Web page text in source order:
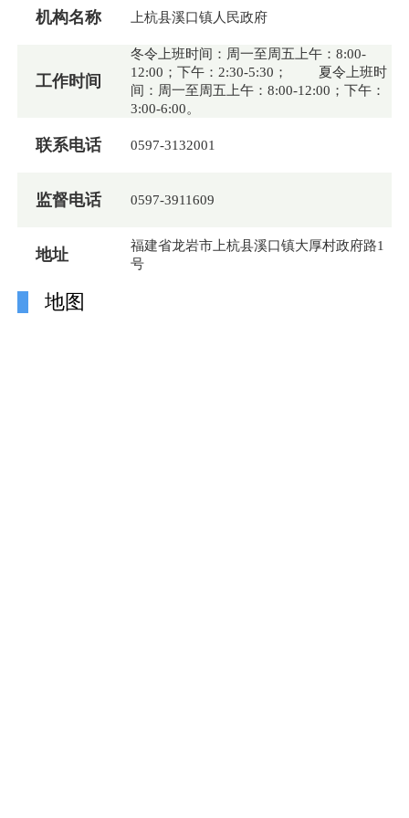
机构名称 上杭县溪口镇人民政府
工作时间
冬令上班时间：周一至周五上午：8:00-
12:00；下午：2:30-5:30； 夏令上班时
间：周一至周五上午：8:00-12:00；下午：
3:00-6:00。
联系电话 0597-3132001
监督电话 0597-3911609
地址
福建省龙岩市上杭县溪口镇大厚村政府路1
号
地图